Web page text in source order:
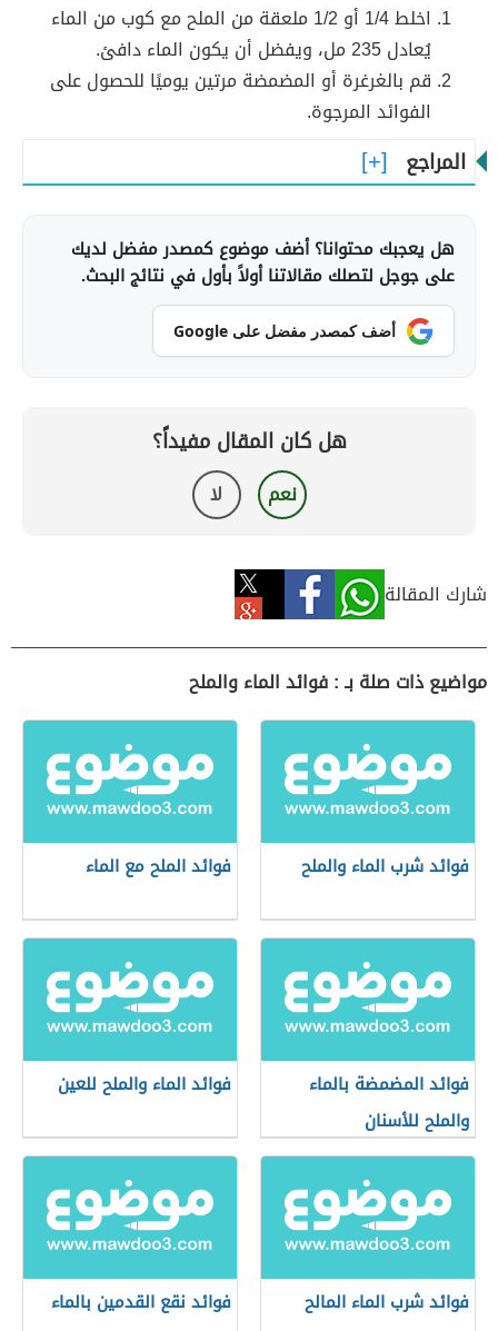
اخلط 1/4 أو 1/2 ملعقة من الملح مع كوب من الماء
يُعادل 235 مل، ويفضل أن يكون الماء دافئ.
قم بالغرغرة أو المضمضة مرتين يوميًا للحصول على
الفوائد المرجوة.
المراجع
هل يعجبك محتوانا؟ أضف موضوع كمصدر مفضل لديك
على جوجل لتصلك مقالاتنا أولاً بأول في نتائج البحث.
أضف كمصدر مفضل على Google
هل كان المقال مفيداً؟
نعم لا
شارك المقالة
مواضيع ذات صلة بـ : فوائد الماء والملح
فوائد شرب الماء والملح فوائد الملح مع الماء
فوائد المضمضة بالماء
والملح للأسنان
فوائد الماء والملح للعين
فوائد شرب الماء المالح
فوائد نقع القدمين بالماء